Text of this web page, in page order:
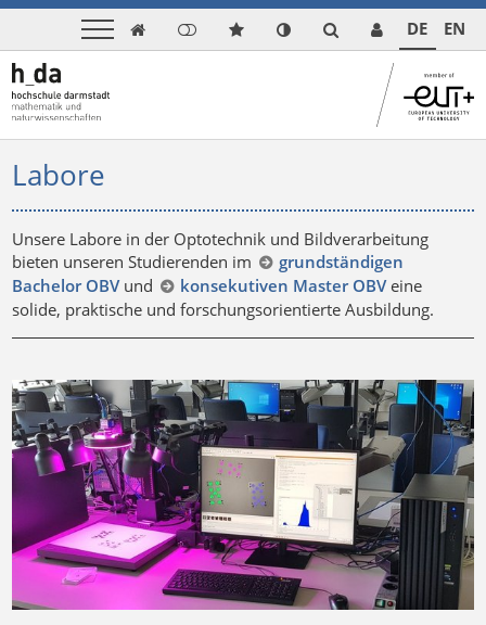
 DE EN
Labore
Unsere Labore in der Optotechnik und Bildverarbeitung
bieten unseren Studierenden im
grundständigen
Bachelor OBV und konsekutiven Master OBVeine
solide, praktische und forschungsorientierte Ausbildung.